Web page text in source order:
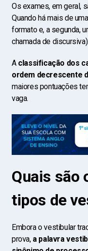
Os exames, em geral,
Quando há mais de
formato e, a segunda,
chamada de discursiva).
A classificação dos
ordem decrescente
maiores pontuações
vaga.
Quais são
tipos de
Embora o vestibular
prova, a palavra